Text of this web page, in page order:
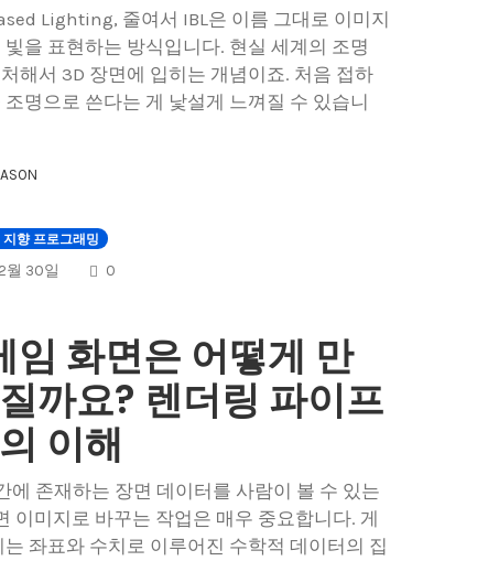
Lighting, 줄여서 IBL은 이름 그대로 이미지
빛을 표현하는 방식입니다. 현실 세계의 조명
해서 3D 장면에 입히는 개념이죠. 처음 접하
조명으로 쓴다는 게 낯설게 느껴질 수 있습니
향 프로그래밍
월 30일 0COMMENTS
임 화면은 어떻게 만
까요? 렌더링 파이프
이해
에 존재하는 장면 데이터를 사람이 볼 수 있는
이미지로 바꾸는 작업은 매우 중요합니다. 게
는 좌표와 수치로 이루어진 수학적 데이터의 집